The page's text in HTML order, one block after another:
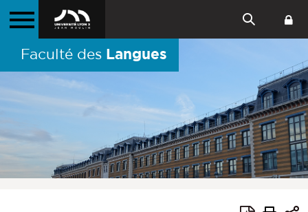
Faculté des Langues